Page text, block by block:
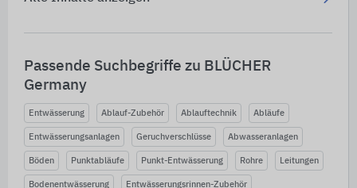
Passende Suchbegriffe zu BLÜCHER
Germany
Entwässerung Ablauf-Zubehör Ablauftechnik Abläufe
Entwässerungsanlagen Geruchverschlüsse Abwasseranlagen
Böden Punktabläufe Punkt-Entwässerung Rohre Leitungen
Bodenentwässerung Entwässerungsrinnen-Zubehör